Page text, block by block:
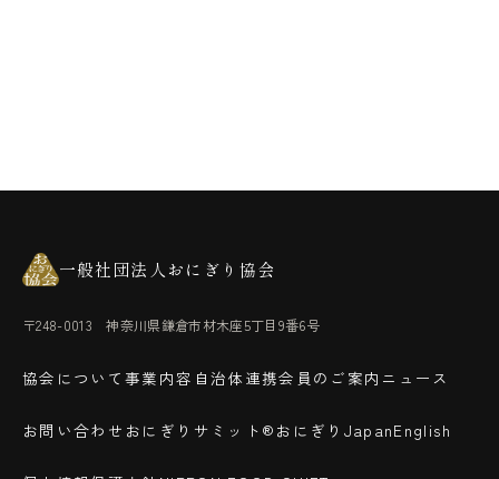
一般社団法人おにぎり協会
〒248-0013 神奈川県鎌倉市材木座5丁目9番6号
協会について事業内容 自治体連携会員のご案内 ニュース
お問い合わせ おにぎりサミット® おにぎりJapanEnglish